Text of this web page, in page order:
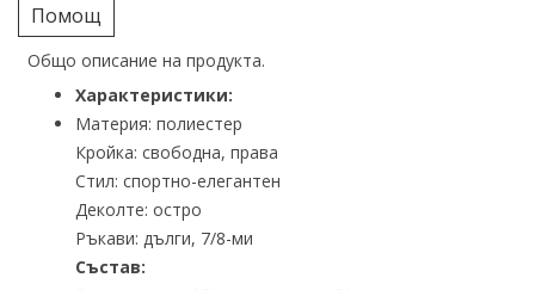
Помощ
Общо описание на продукта.
Характеристики:
Материя: полиестер
Кройка: свободна, права
Стил: спортно-елегантен
Деколте: остро
Ръкави: дълги, 7/8-ми
Състав: